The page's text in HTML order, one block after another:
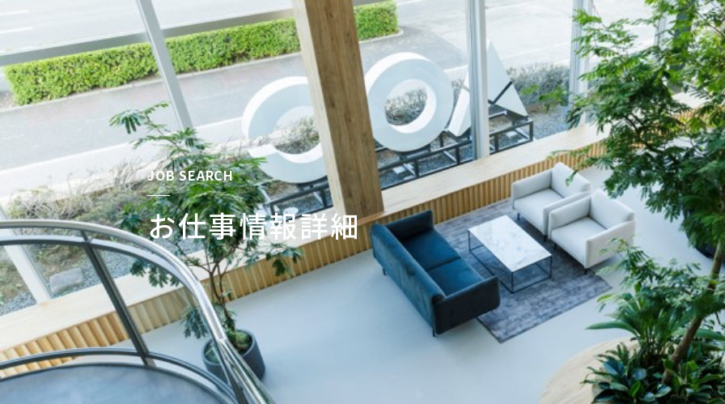
JOB SEARCH
お仕事情報詳細